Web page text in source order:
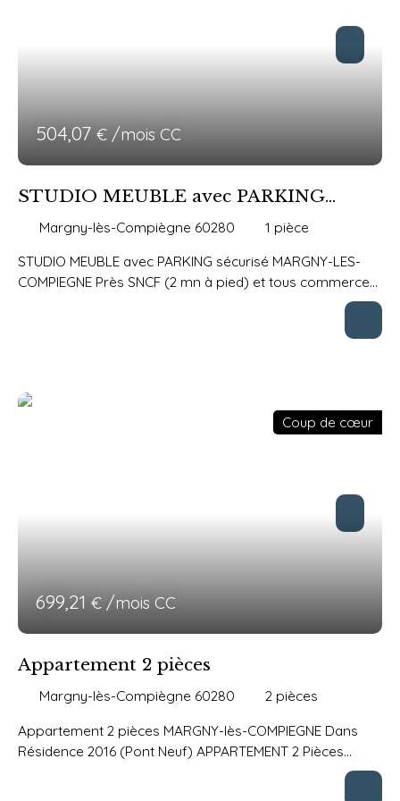
504,07 € /mois CC
STUDIO MEUBLE avec PARKING
sécurisé
Margny-lès-Compiègne 60280 1 pièce
STUDIO MEUBLE avec PARKING sécurisé MARGNY-LES-
COMPIEGNE Près SNCF (2 mn à pied) et tous commerces
VOLUME Entrée Pièce principale Coin kitchenette Salle
Taxe Enlèvt Ord Ménag. 6 euros HONORAIRES AGENCE
TTC 346. 37 euros (dont 99,33 euros Etat des Lieux)
Coup de cœur
699,21 € /mois CC
Appartement 2 pièces
Margny-lès-Compiègne 60280 2 pièces
Appartement 2 pièces MARGNY-lès-COMPIEGNE Dans
Résidence 2016 (Pont Neuf) APPARTEMENT 2 Pièces
4ème et dernier étage 47,48 m² + TERRASSE 17. 48 m²